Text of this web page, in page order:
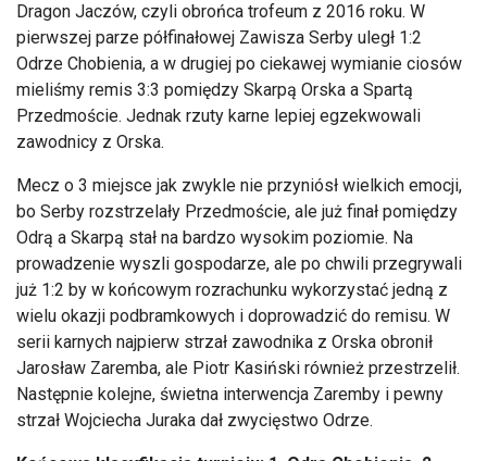
Dragon Jaczów, czyli obrońca trofeum z 2016 roku. W
pierwszej parze półfinałowej Zawisza Serby uległ 1:2
Odrze Chobienia, a w drugiej po ciekawej wymianie ciosów
mieliśmy remis 3:3 pomiędzy Skarpą Orska a Spartą
Przedmoście. Jednak rzuty karne lepiej egzekwowali
zawodnicy z Orska.
Mecz o 3 miejsce jak zwykle nie przyniósł wielkich emocji,
bo Serby rozstrzelały Przedmoście, ale już finał pomiędzy
Odrą a Skarpą stał na bardzo wysokim poziomie. Na
prowadzenie wyszli gospodarze, ale po chwili przegrywali
już 1:2 by w końcowym rozrachunku wykorzystać jedną z
wielu okazji podbramkowych i doprowadzić do remisu. W
serii karnych najpierw strzał zawodnika z Orska obronił
Jarosław Zaremba, ale Piotr Kasiński również przestrzelił.
Następnie kolejne, świetna interwencja Zaremby i pewny
strzał Wojciecha Juraka dał zwycięstwo Odrze.